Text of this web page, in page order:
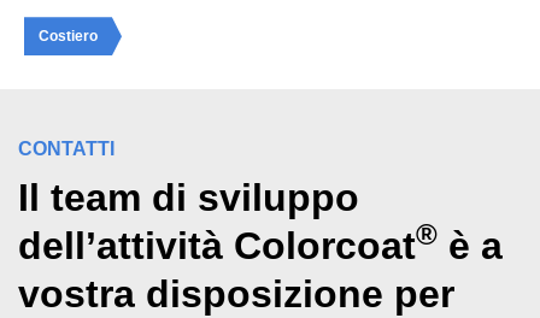
Costiero
CONTATTI
Il team di sviluppo
dell’attività Colorcoat® è a
vostra disposizione per